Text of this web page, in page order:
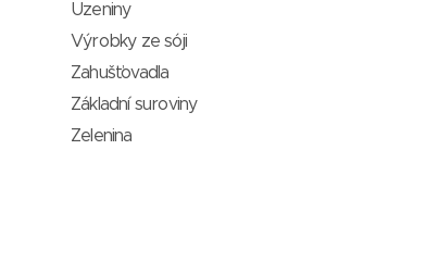
Uzeniny
Výrobky ze sóji
Zahušťovadla
Základní suroviny
Zelenina